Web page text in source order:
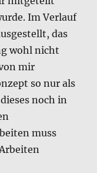
Im Verlauf
das
wohl nicht
mir
so nur als
noch in
muss